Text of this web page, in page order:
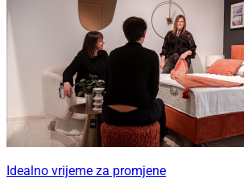
Idealno vrijeme za promjene